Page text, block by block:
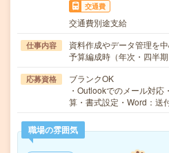
交通費
交通費別途支給
仕事内容
資料作成やデータ管理を
予算編成時（年次・四半
応募資格
ブランクOK
・Outlookでのメール対
算・書式設定・Word：送
職場の雰囲気